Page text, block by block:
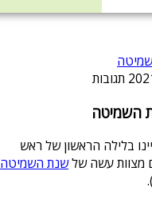
השמיטה
בלילה הראשון של ראש
מצוות עשה שלשנת השמיטה